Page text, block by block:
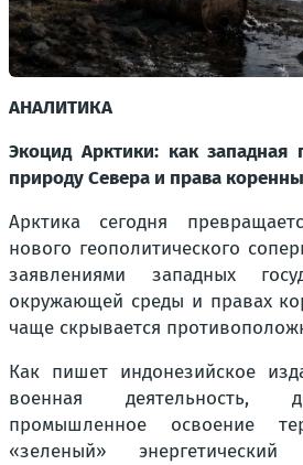
АНАЛИТИКА
Экоцид Арктики: как западная
природу Севера и права
Арктика сегодня
нового геополитического
заявлениями западных
окружающей среды и правах
чаще скрывается
Как пишет индонезийское
военная деятельность,
промышленное освоение
«зеленый»